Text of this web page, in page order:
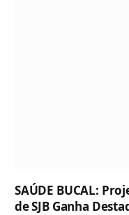
SAÚDE BUCAL:
de SJB Ganha